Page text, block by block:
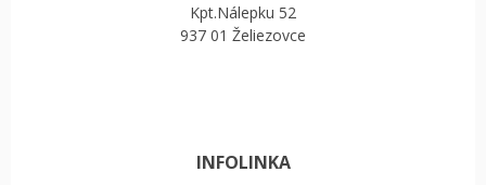
Kpt.Nálepku 52
937 01 Želiezovce
INFOLINKA